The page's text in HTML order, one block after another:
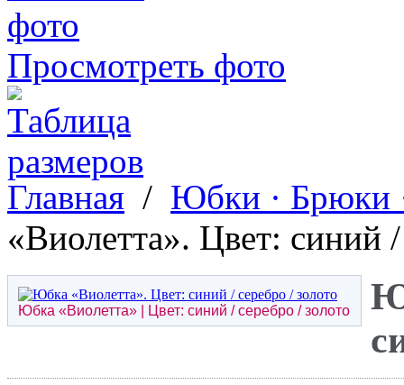
Просмотреть фото
Главная / Юбки · Брюки
«Виолетта». Цвет: синий
Юбка «Виолетта» | Цвет: синий / серебро / золото